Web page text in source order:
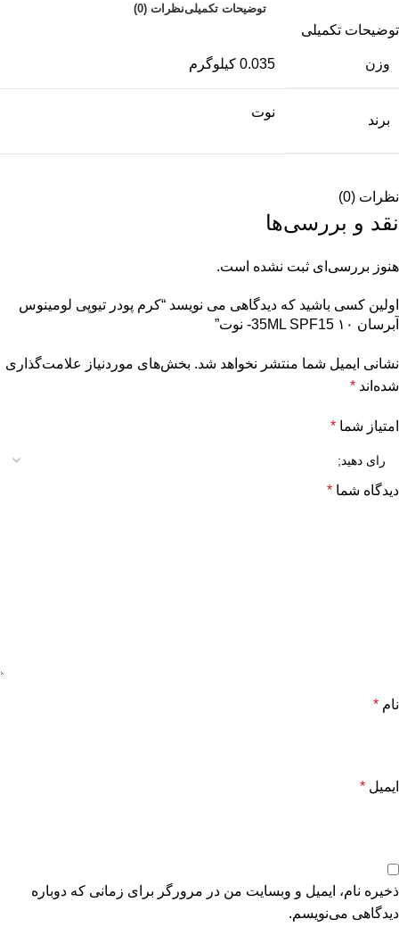
توضیحات تکمیلینظرات (0)
توضیحات تکمیلی
وزن 0.035 کیلوگرم
برند
نوت
نظرات (0)
نقد و بررسی‌ها
هنوز بررسی‌ای ثبت نشده است.
اولین کسی باشید که دیدگاهی می نویسد “کرم پودر تیوپی لومینوس
آبرسان ۱۰ 35ML SPF15- نوت”
نشانی ایمیل شما منتشر نخواهد شد. بخش‌های موردنیاز علامت‌گذاری
شده‌اند *
امتیاز شما *
دیدگاه شما *
نام *
ایمیل *
ذخیره نام، ایمیل و وبسایت من در مرورگر برای زمانی که دوباره
دیدگاهی می‌نویسم.